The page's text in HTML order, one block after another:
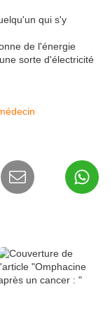
qui s'y
de l'énergie
sorte d'électricité